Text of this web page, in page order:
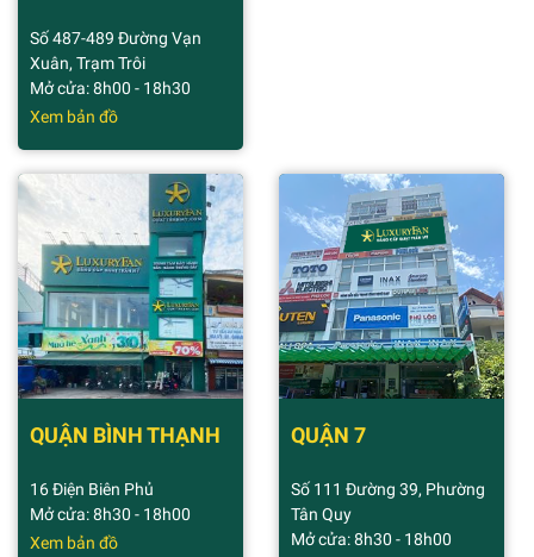
Số 487-489 Đường Vạn
Xuân, Trạm Trôi
Mở cửa: 8h00 - 18h30
Xem bản đồ
QUẬN BÌNH THẠNH
16 Điện Biên Phủ
Mở cửa: 8h30 - 18h00
Xem bản đồ
QUẬN 7
Số 111 Đường 39, Phường
Tân Quy
Mở cửa: 8h30 - 18h00